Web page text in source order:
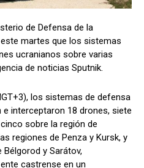
de Defensa de la
martes que los sistemas
ucranianos sobre varias
de noticias Sputnik.
los sistemas de defensa
interceptaron 18 drones, siete
sobre la región de
regiones de Penza y Kursk, y
y Sarátov,
castrense en un